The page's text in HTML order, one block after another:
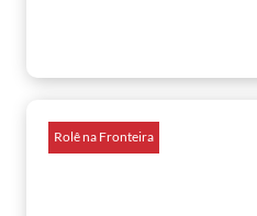
Rolê na Fronteira